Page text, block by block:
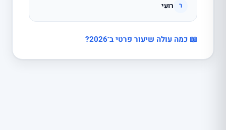
ר רועי
📖 כמה עולה שיעור פרטי ב־2026?